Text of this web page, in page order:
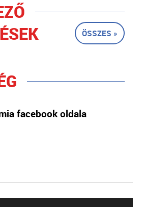
ÖSSZES »
facebook oldala